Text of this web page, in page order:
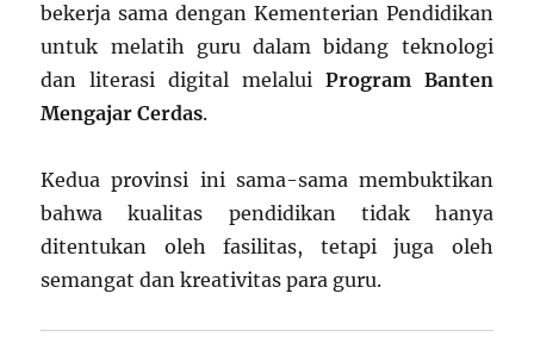
bekerja sama dengan Kementerian Pendidikan
untuk melatih guru dalam bidang teknologi
dan literasi digital melalui Program Banten
Mengajar Cerdas.
Kedua provinsi ini sama-sama membuktikan
bahwa kualitas pendidikan tidak hanya
ditentukan oleh fasilitas, tetapi juga oleh
semangat dan kreativitas para guru.